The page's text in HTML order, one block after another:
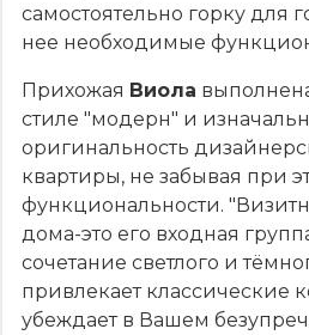
самостоятельно горку для
нее необходимые
Прихожая Виола
стиле "модерн" и
оригинальность
квартиры, не забывая при
функциональности.
дома-это его входная
сочетание светлого и
привлекает классические
убеждает в Вашем